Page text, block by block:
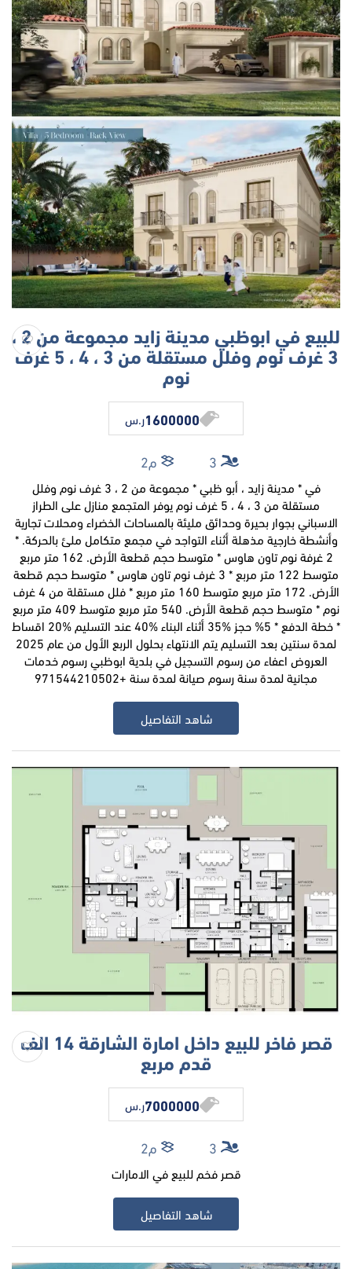
للبيع في ابوظبي مدينة زايد مجموعة من 2 ،
3 غرف نوم وفلل مستقلة من 3 ، 4 ، 5 غرف
نوم
1600000ر.س
3 م2
في * مدينة زايد ، أبو ظبي * مجموعة من 2 ، 3 غرف نوم وفلل
مستقلة من 3 ، 4 ، 5 غرف نوم يوفر المتجمع منازل على الطراز
الاسباني بجوار بحيرة وحدائق مليئة بالمساحات الخضراء ومحلات تجارية
وأنشطة خارجية مذهلة أثناء التواجد في مجمع متكامل ملئ بالحركة. *
2 غرفة نوم تاون هاوس * متوسط ​​حجم قطعة الأرض. 162 متر مربع
متوسط 122 متر مربع * 3 غرف نوم تاون هاوس * متوسط ​​حجم قطعة
الأرض. 172 متر مربع متوسط 160 متر مربع * فلل مستقلة من 4 غرف
نوم * متوسط ​​حجم قطعة الأرض. 540 متر مربع متوسط 409 متر مربع
* خطة الدفع * 5% حجز 35‎%‎ أثناء البناء 40‎%‎ عند التسليم 20‎%‎ اقساط
لمدة سنتين بعد التسليم يتم الانتهاء بحلول الربع الأول من عام 2025
العروض اعفاء من رسوم التسجيل في بلدية ابوظبي رسوم خدمات
مجانية لمدة سنة رسوم صيانة لمدة سنة +971544210502
شاهد التفاصيل
قصر فاخر للبيع داخل امارة الشارقة 14 الف
قدم مربع
7000000ر.س
3 م2
قصر فخم للبيع في الامارات
شاهد التفاصيل